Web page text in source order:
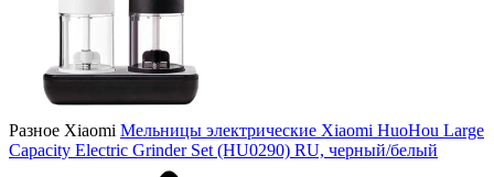
Разное Xiaomi Мельницы электрические Xiaomi HuoHou Large
Capacity Electric Grinder Set (HU0290) RU, черный/белый